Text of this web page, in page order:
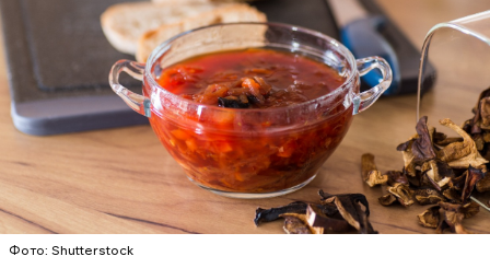
Фото: Shutterstock
Баклажаны с овощами
ПРАВОСЛАВИЕ ЕДА РЕЦЕПТЫ
Читайте также:Синоптик предупредил о переносе
купального сезона в Москве и Подмосковье